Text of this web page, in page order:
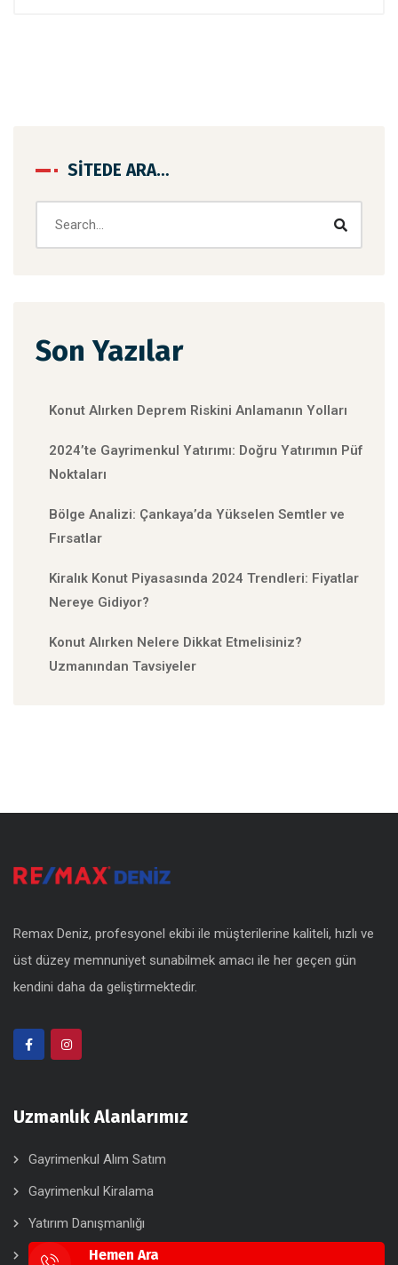
SITEDE ARA…
Son Yazılar
Konut Alırken Deprem Riskini Anlamanın Yolları
2024’te Gayrimenkul Yatırımı: Doğru Yatırımın Püf
Noktaları
Bölge Analizi: Çankaya’da Yükselen Semtler ve
Fırsatlar
Kiralık Konut Piyasasında 2024 Trendleri: Fiyatlar
Nereye Gidiyor?
Konut Alırken Nelere Dikkat Etmelisiniz?
Uzmanından Tavsiyeler
Remax Deniz, profesyonel ekibi ile müşterilerine kaliteli, hızlı ve
üst düzey memnuniyet sunabilmek amacı ile her geçen gün
kendini daha da geliştirmektedir.
Uzmanlık Alanlarımız
Gayrimenkul Alım Satım
Gayrimenkul Kiralama
Yatırım Danışmanlığı
Hemen Ara